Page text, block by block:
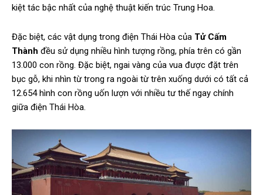
kiệt tác bậc nhất của nghệ thuật kiến trúc Trung Hoa.
Đặc biệt, các vật dụng trong điện Thái Hòa của Tử Cấm
Thành đều sử dụng nhiều hình tượng rồng, phía trên có gần
13.000 con rồng. Đặc biệt, ngai vàng của vua được đặt trên
bục gỗ, khi nhìn từ trong ra ngoài từ trên xuống dưới có tất cả
12.654 hình con rồng uốn lượn với nhiều tư thế ngay chính
giữa điện Thái Hòa.